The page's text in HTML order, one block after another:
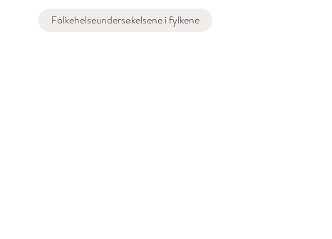
Folkehelseundersøkelsene i fylkene